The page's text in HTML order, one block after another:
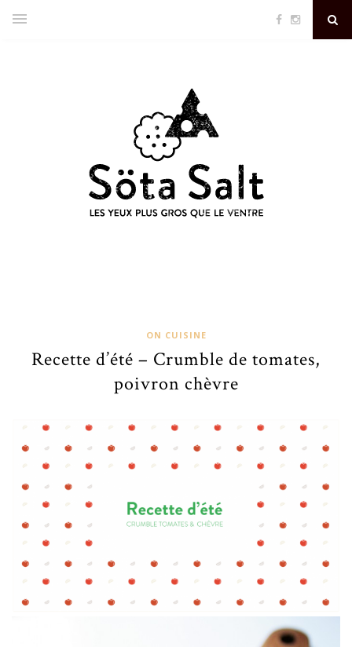
ON CUISINE
Recette d’été – Crumble de tomates,
poivron chèvre